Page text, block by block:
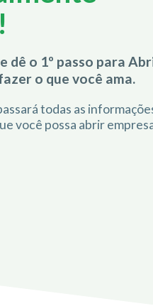
dê o 1º passo para
o que você ama.
todas as
você possa abrir